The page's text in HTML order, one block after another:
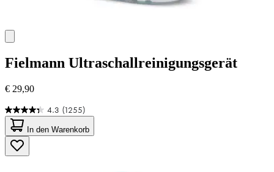
Fielmann Ultraschallreinigungsgerät
€ 29,90
4.3 (1255)
4.3
von
5
Sternen.
1255
In den Warenkorb